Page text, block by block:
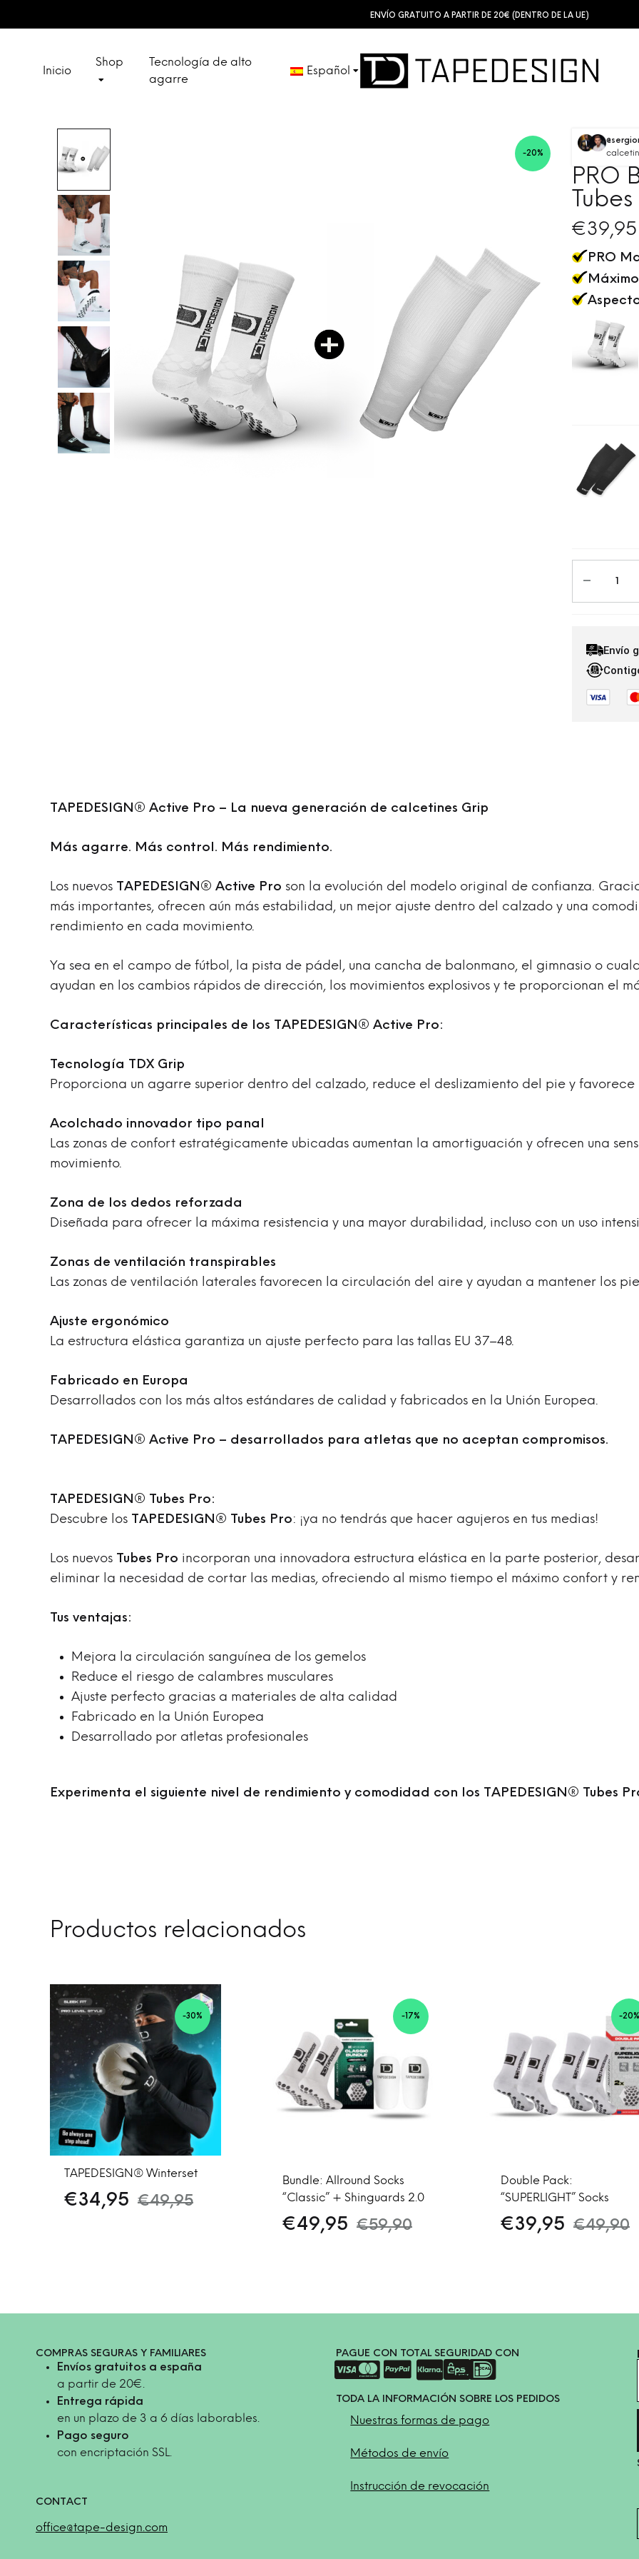
ENVÍO GRATUITO A PARTIR DE 20€ (DENTRO DE LA UE)
Inicio
Shop
SOCKS
SPECIAL SETS KIDS
OUTLET
Tecnología de alto
agarre
Español
-20%
PRO
€39,95
PRO
Envío
TAPEDESIGN® Active Pro – La nueva generación de calcetines Grip
Más agarre. Más control. Más rendimiento.
Los nuevos TAPEDESIGN® Active Pro son la evolución del modelo original de confianza.
más importantes, ofrecen aún más estabilidad, un mejor ajuste dentro del calzado y una
rendimiento en cada movimiento.
Ya sea en el campo de fútbol, la pista de pádel, una cancha de balonmano, el gimnasio o
ayudan en los cambios rápidos de dirección, los movimientos explosivos y te proporcionan el
Características principales de los TAPEDESIGN® Active Pro:
Tecnología TDX Grip
Proporciona un agarre superior dentro del calzado, reduce el deslizamiento del pie y
Acolchado innovador tipo panal
Las zonas de confort estratégicamente ubicadas aumentan la amortiguación y ofrecen una
movimiento.
Zona de los dedos reforzada
Diseñada para ofrecer la máxima resistencia y una mayor durabilidad, incluso con un uso
Zonas de ventilación transpirables
Las zonas de ventilación laterales favorecen la circulación del aire y ayudan a mantener los
Ajuste ergonómico
La estructura elástica garantiza un ajuste perfecto para las tallas EU 37–48.
Fabricado en Europa
Desarrollados con los más altos estándares de calidad y fabricados en la Unión Europea.
TAPEDESIGN® Active Pro – desarrollados para atletas que no aceptan compromisos.
TAPEDESIGN® Tubes Pro:
Descubre los TAPEDESIGN® Tubes Pro: ¡ya no tendrás que hacer agujeros en tus medias!
Los nuevos Tubes Pro incorporan una innovadora estructura elástica en la parte posterior,
eliminar la necesidad de cortar las medias, ofreciendo al mismo tiempo el máximo confort y
Tus ventajas:
Mejora la circulación sanguínea de los gemelos
Reduce el riesgo de calambres musculares
Ajuste perfecto gracias a materiales de alta calidad
Fabricado en la Unión Europea
Desarrollado por atletas profesionales
Experimenta el siguiente nivel de rendimiento y comodidad con los TAPEDESIGN® Tubes
Productos relacionados
-30%
TAPEDESIGN® Winterset
€34,95 €49,95
-17%
Bundle: Allround Socks
“Classic” + Shinguards 2.0
€49,95 €59,90
-20%
Double Pack:
“SUPERLIGHT” Socks
€39,95 €49,90
COMPRAS SEGURAS Y FAMILIARES
Envíos gratuitos a españa
a partir de 20€.
Entrega rápida
en un plazo de 3 a 6 días laborables.
Pago seguro
con encriptación SSL.
CONTACT
office@tape-design.com
PAGUE CON TOTAL SEGURIDAD CON
TODA LA INFORMACIÓN SOBRE LOS PEDIDOS
Nuestras formas de pago
Métodos de envío
Instrucción de revocación